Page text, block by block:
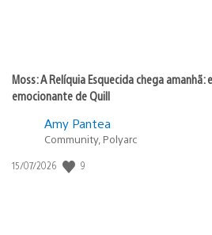
Moss: A Relíquia Esquecida chega amanhã:
emocionante de Quill
Amy Pantea
Community, Polyarc
Data
15/07/2026 9